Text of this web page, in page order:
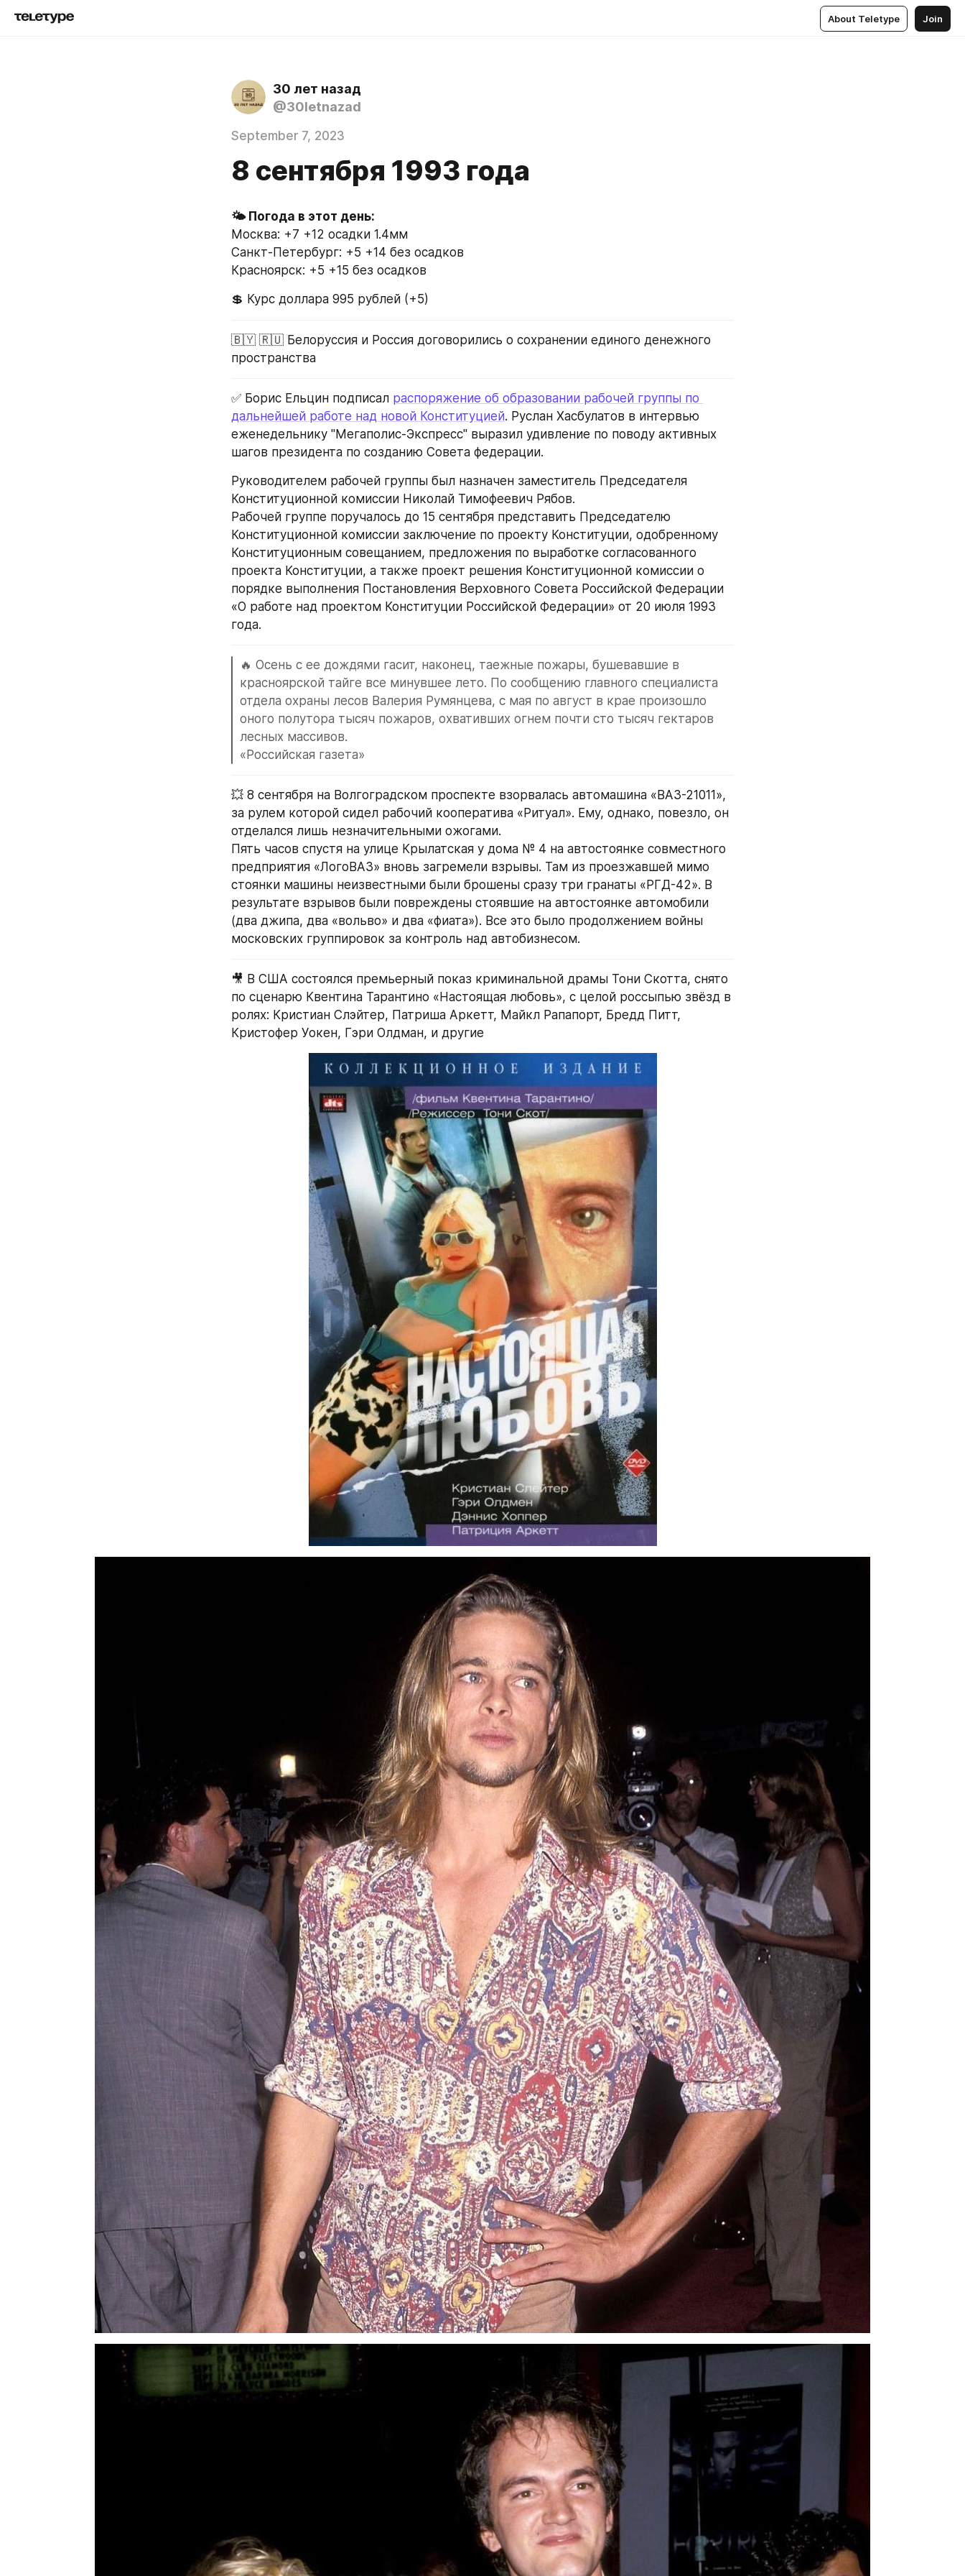
About Teletype Join
30 лет назад
@30letnazad
September 7, 2023
8 сентября 1993 года
Москва: +7 +12 осадки 1.4мм
Санкт-Петербург: +5 +14 без осадков
Красноярск: +5 +15 без осадков
💲 Курс доллара 995 рублей (+5)
🇧🇾 🇷🇺 Белоруссия и Россия договорились о сохранении единого денежного
пространства
✅ Борис Ельцин подписал распоряжение об образовании рабочей группы по
дальнейшей работе над новой Конституцией. Руслан Хасбулатов в интервью
еженедельнику "Мегаполис-Экспресс" выразил удивление по поводу активных
шагов президента по созданию Совета федерации.
Руководителем рабочей группы был назначен заместитель Председателя
Конституционной комиссии Николай Тимофеевич Рябов.
Рабочей группе поручалось до 15 сентября представить Председателю
Конституционной комиссии заключение по проекту Конституции, одобренному
Конституционным совещанием, предложения по выработке согласованного
проекта Конституции, а также проект решения Конституционной комиссии о
порядке выполнения Постановления Верховного Совета Российской Федерации
«О работе над проектом Конституции Российской Федерации» от 20 июля 1993
года.
🔥 Осень с ее дождями гасит, наконец, таежные пожары, бушевавшие в
красноярской тайге все минувшее лето. По сообщению главного специалиста
отдела охраны лесов Валерия Румянцева, с мая по август в крае произошло
оного полутора тысяч пожаров, охвативших огнем почти сто тысяч гектаров
лесных массивов.
«Российская газета»
💥 8 сентября на Волгоградском проспекте взорвалась автомашина «ВАЗ-21011»,
за рулем которой сидел рабочий кооператива «Ритуал». Ему, однако, повезло, он
отделался лишь незначительными ожогами.
Пять часов спустя на улице Крылатская у дома № 4 на автостоянке совместного
предприятия «ЛогоВАЗ» вновь загремели взрывы. Там из проезжавшей мимо
стоянки машины неизвестными были брошены сразу три гранаты «РГД-42». В
результате взрывов были повреждены стоявшие на автостоянке автомобили
(два джипа, два «вольво» и два «фиата»). Все это было продолжением войны
московских группировок за контроль над автобизнесом.
🎥 В США состоялся премьерный показ криминальной драмы Тони Скотта, снято
по сценарю Квентина Тарантино «Настоящая любовь», с целой россыпью звёзд в
ролях: Кристиан Слэйтер, Патриша Аркетт, Майкл Рапапорт, Бредд Питт,
Кристофер Уокен, Гэри Олдман, и другие